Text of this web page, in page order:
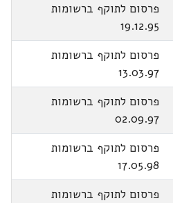
פרסום לתוקף ברשומות
19.12.95
פרסום לתוקף ברשומות
13.03.97
פרסום לתוקף ברשומות
02.09.97
פרסום לתוקף ברשומות
17.05.98
פרסום לתוקף ברשומות